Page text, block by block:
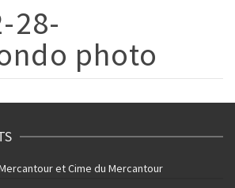
28-
photo
et Cime du Mercantour